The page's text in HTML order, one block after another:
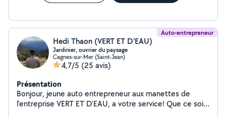
Auto-entrepreneur
Hedi Thaon (VERT ET D'EAU)
Jardinier, ouvrier du paysage
Cagnes-sur-Mer (Saint-Jean)
4,7/5 (25 avis)
Présentation
Bonjour, jeune auto entrepreneur aux manettes de
l'entreprise VERT ET D'EAU, a votre service! Que ce soit